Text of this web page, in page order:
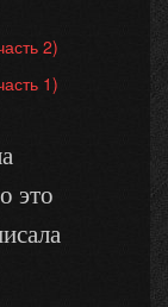
2)
1)
это